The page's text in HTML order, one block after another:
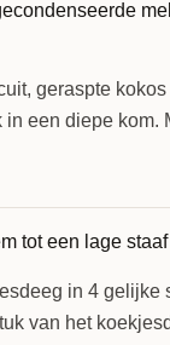
geraspte kokos
een diepe kom.
in 4 gelijke
van het